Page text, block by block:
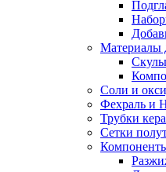
Материалы
Соли и
Фехраль и
Трубки
Сетки